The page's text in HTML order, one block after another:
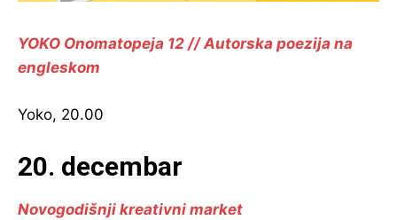
YOKO Onomatopeja 12 // Autorska poezija na
engleskom
Yoko, 20.00
20. decembar
Novogodišnji kreativni market